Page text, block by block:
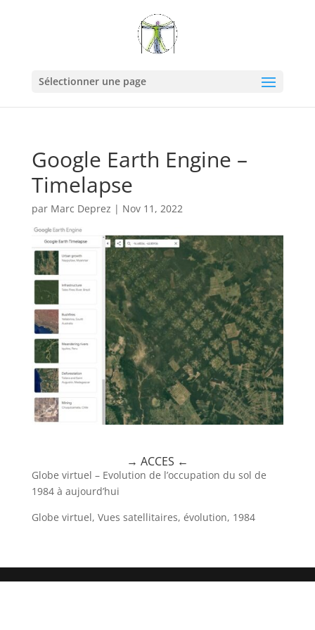
Sélectionner une page
Google Earth Engine –
Timelapse
par Marc Deprez | Nov 11, 2022
→ ACCES ←
Globe virtuel – Evolution de l’occupation du sol de
1984 à aujourd’hui
Globe virtuel, Vues satellitaires, évolution, 1984